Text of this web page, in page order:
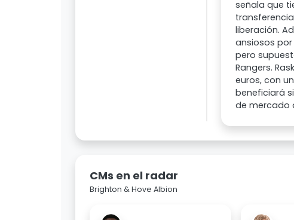
señala que
liberación.
ansiosos
pero
Rangers.
euros, con
beneficiará
de mercado
CMs en el radar
Brighton & Hove Albion